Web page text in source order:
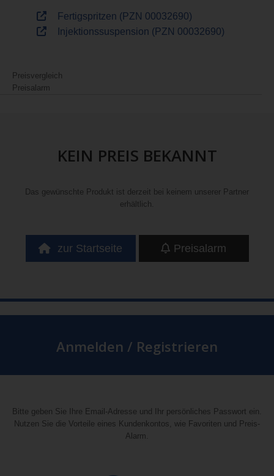
Fertigspritzen (PZN 00032690)
Injektionssuspension (PZN 00032690)
Preisvergleich
Preisalarm
KEIN PREIS BEKANNT
Das gewünschte Produkt ist derzeit bei keinem unserer Partner
erhältlich.
zur Startseite Preisalarm
Anmelden / Registrieren
Bitte geben Sie Ihre Email-Adresse und Ihr persönliches Passwort ein.
Nutzen Sie die Vorteile eines Kundenkontos, wie Favoriten und Preis-
Alarm.